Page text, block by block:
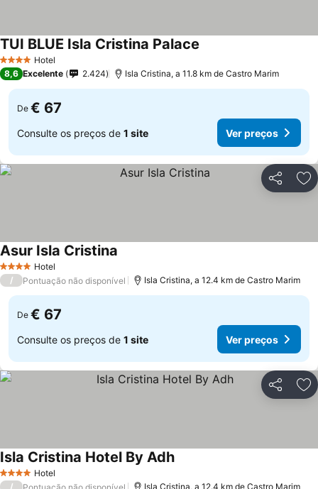
4 EstrelasHotel
TUI BLUE Isla Cristina Palace
8,6 Excelente 2.424 Isla Cristina, a 11.8 km de Castro Marim
De € 67
Consulte os preços de 1 site Ver preços
Partilhar
4 EstrelasHotel
Asur Isla Cristina
/ Pontuação não disponível Isla Cristina, a 12.4 km de Castro Marim
De € 67
Consulte os preços de 1 site Ver preços
Partilhar
4 EstrelasHotel
Isla Cristina Hotel By AdhVer preços
/ Pontuação não disponível Isla Cristina, a 12.4 km de Castro Marim